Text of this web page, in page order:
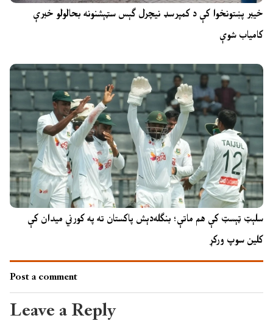
خیبر پښتونخوا کې د کمپرسډ نیچرل ګېس سټېشنونه بحالولو خبرې
کامیاب شوې
سلېټ ټېسټ کې هم ماتې؛ بنګله‌دېش پاکستان ته په کورني میدان کې
کلین سوپ ورکړ
Post a comment
Leave a Reply